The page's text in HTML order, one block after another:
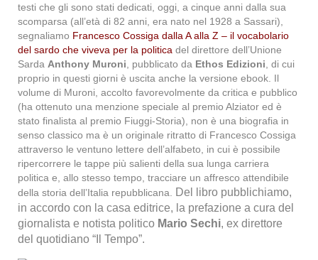
testi che gli sono stati dedicati, oggi, a cinque anni dalla sua
scomparsa (all’età di 82 anni, era nato nel 1928 a Sassari),
segnaliamo Francesco Cossiga dalla A alla Z – il vocabolario
del sardo che viveva per la politica del direttore dell’Unione
Sarda Anthony Muroni , pubblicato da Ethos Edizioni , di cui
proprio in questi giorni è uscita anche la versione ebook. Il
volume di Muroni, accolto favorevolmente da critica e pubblico
(ha ottenuto una menzione speciale al premio Alziator ed è
stato finalista al premio Fiuggi-Storia), non è una biografia in
senso classico ma è un originale ritratto di Francesco Cossiga
attraverso le ventuno lettere dell’alfabeto, in cui è possibile
ripercorrere le tappe più salienti della sua lunga carriera
politica e, allo stesso tempo, tracciare un affresco attendibile
della storia dell’Italia repubblicana.
Del libro pubblichiamo,
in accordo con la casa editrice, la prefazione a cura del
giornalista e notista politico Mario Sechi, ex direttore
del quotidiano “Il Tempo”.